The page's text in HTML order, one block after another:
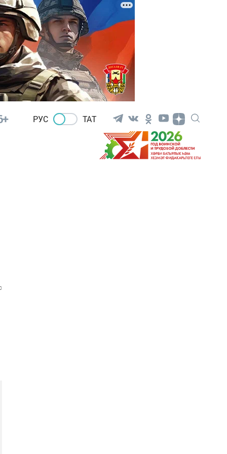
РУС ТАТ